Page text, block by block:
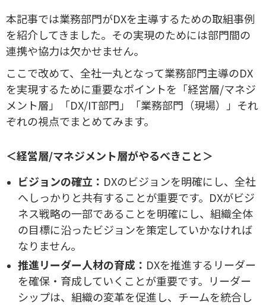
本記事では業務部門がDXを主導するための取組事例
を紹介してきました。その実現のためには部門間の
連携や協力は欠かせません。
ここで改めて、全社一丸となって業務部門主導のDX
を実現するために重要なポイントを「経営層/マネジ
メント層」「DX/IT部門」「業務部門（現場）」それ
ぞれの視点でまとめてみます。
＜経営層/マネジメント層がやるべきこと＞
ビジョンの確立： DXのビジョンを明確にし、全社
へしっかりと共有することが重要です。DXがビジ
ネス戦略の一部であることを明確にし、組織全体
の目標に沿ったビジョンを策定していかなければ
なりません。
推進リーダー人材の育成： DXを推進するリーダー
を確保・育成していくことが重要です。リーダー
シップは、組織の変革を促進し、チームを統合し